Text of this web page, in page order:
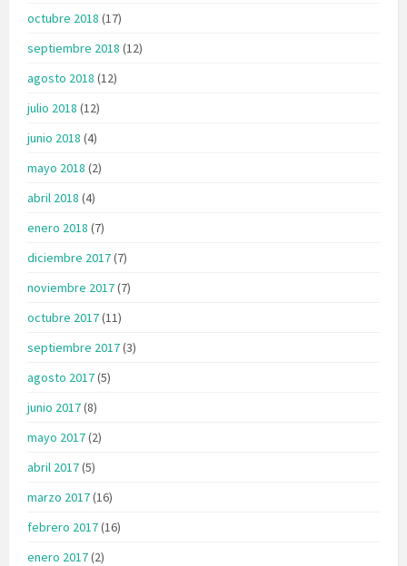
octubre 2018 (17)
septiembre 2018 (12)
agosto 2018 (12)
julio 2018 (12)
junio 2018 (4)
mayo 2018 (2)
abril 2018 (4)
enero 2018 (7)
diciembre 2017(7)
noviembre 2017(7)
octubre 2017(11)
septiembre 2017(3)
agosto 2017(5)
junio 2017(8)
mayo 2017(2)
abril 2017(5)
marzo 2017(16)
febrero 2017(16)
enero 2017(2)